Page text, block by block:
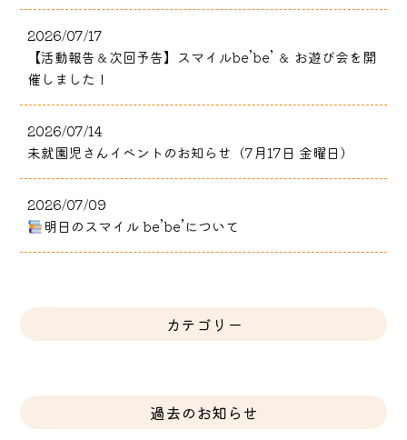
2026/07/17
【活動報告＆次回予告】スマイルbe’be’ ＆ お遊び会を開
催しました！
2026/07/14
未就園児さんイベントのお知らせ（7月17日 金曜日）
2026/07/09
明日のスマイル be’be’について
カテゴリー
過去のお知らせ